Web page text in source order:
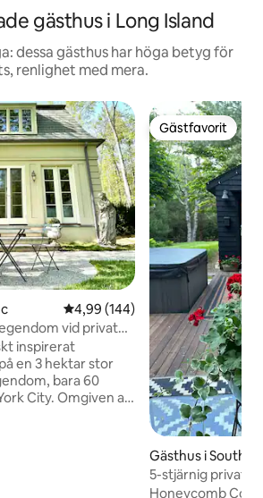
gästhus i Long Island
dessa gästhus har höga betyg för
renlighet med mera.
4,99 av 5 i genomsnittligt
4,99 (144)
vid privat
inspirerat
en 3 hektar stor
bara 60
av
Gästfavorit
Gästfavorit
Gästhus i
5-stjärnig privat
Hrbr
Honeycomb